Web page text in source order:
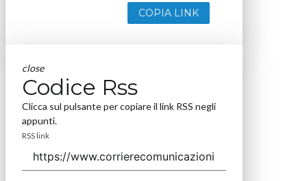
COPIA LINK
close
Codice Rss
Clicca sul pulsante per copiare il link RSS negli
appunti.
RSS link